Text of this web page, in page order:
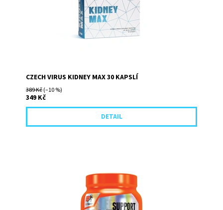
CZECH VIRUS KIDNEY MAX 30 KAPSLÍ
389 Kč(–10 %)
349 Kč
DETAIL
Sleep! obsahuje velmi účinnou směs látek na podporu
kvalitního spánku a snadného usínání. Je určen pro
kohokoliv, kdo trpí...